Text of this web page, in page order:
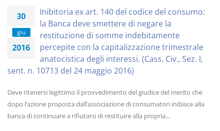
30
giu
2016
Inibitoria ex art. 140 del codice del consumo:
la Banca deve smettere di negare la
restituzione di somme indebitamente
percepite con la capitalizzazione trimestrale
anatocistica degli interessi. (Cass. Civ., Sez. I,
sent. n. 10713 del 24 maggio 2016)
Deve ritenersi legittimo il provvedimento del giudice del merito che
dopo l’azione proposta dall’associazione di consumatori inibisce alla
banca di continuare a rifiutarsi di restituire alla propria...